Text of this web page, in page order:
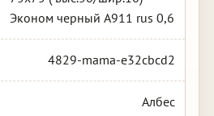
Эконом черный А911 rus 0,6
4829-mama-e32cbcd2
Албес